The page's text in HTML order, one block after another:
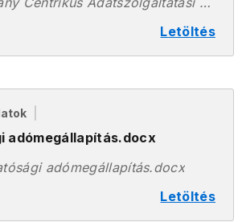
Letöltés
adómegállapítás.docx
Letöltés
adómegállapítás.docx